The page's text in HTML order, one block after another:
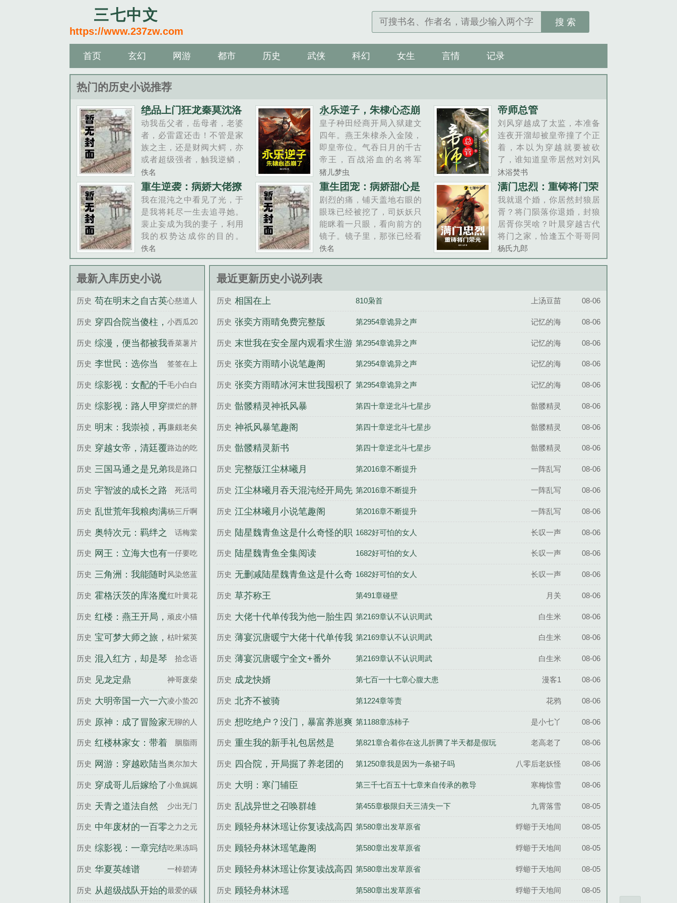
三七中文
https://www.237zw.com
搜 索
首页 玄幻 网游 都市 历史 武侠 科幻 女生 言情 记录
热门的历史小说推荐
绝品上门狂龙秦莫沈洛
音
动我岳父者，岳母者，老婆
者，必雷霆还击！不管是家
族之主，还是财阀大鳄，亦
或者超级强者，触我逆鳞，
必死！上门女婿并不一定是
废物！也可以是超级战神！
绝品上门狂龙秦莫沈洛音是
佚名精心创作的现代言
情。......
佚名
永乐逆子，朱棣心态崩
了
皇子种田经商开局入狱建文
四年。燕王朱棣杀入金陵，
即皇帝位。气吞日月的千古
帝王，百战浴血的名将军
神，高冠博带的大儒名士永
乐盛世即将到来。朱高希来
到大明，受方孝孺牵连，开
局就被打入诏......
猪儿梦虫
帝师总管
刘风穿越成了太监，本准备
连夜开溜却被皇帝撞了个正
着，本以为穿越就要被砍
了，谁知道皇帝居然对刘风
有兴趣，刘风也惊奇的发现
这个皇帝居然是个女人......
沐浴焚书
重生逆袭：病娇大佬撩
上瘾
我在混沌之中看见了光，于
是我将耗尽一生去追寻她。
裴止妄成为我的妻子，利用
我的权势达成你的目的。
你，确定吗。男人在说这句
话时，明绯可以清晰的看到
他那双漆黑深邃的瞳孔中透
出的阴郁与浓重的侵略性，
他在毫无遮掩的展现他的......
佚名
重生团宠：病娇甜心是
白切黑
剧烈的痛，铺天盖地右眼的
眼珠已经被挖了，司妖妖只
能眯着一只眼，看向前方的
镜子。镜子里，那张已经看
不出原本容貌的脸，比地狱
的恶鬼还要可怖。她的呼吸
越来越微弱，感觉到生命像
流沙，急速地流逝。而这一
切，都是拜姐姐司漫漫所
佚名
满门忠烈：重铸将门荣
光
我就退个婚，你居然封狼居
胥？将门陨落你退婚，封狼
居胥你哭啥？叶晨穿越古代
将门之家，恰逢五个哥哥同
时战死，老父亲白发送黑
发，悲恸苍天！未婚妻更是
示愿留下来为叶家开枝散
杨氏九郎
最新入库历史小说
历史 苟在明末之自古英
雄出少年
心慈道人
历史 穿四合院当傻柱，
帮贾家全靠嘴帮
小西瓜20
历史 综漫，便当都被我
吃了
香菜薯片爱
历史 李世民：选你当
官，你怎么邪修啊
签签在上
历史 综影视：女配的千
层套路
毛小白白
历史 综影视：路人甲穿
越之旅
摆烂的胖胖
历史 明末：我崇祯，再
造大明
廉颇老矣
历史 穿越女帝，清廷覆
灭
路边的吃瓜
历史 三国马通之是兄弟
就来砍我
我是路口
历史 宇智波的成长之路 死活司
历史 乱世荒年我粮肉满
仓，狂点咋了？
杨三斤啊
历史 奥特次元：羁绊之
力
话梅棠
历史
网王：立海大也有
不听话的新怪物
一仔要吃糖
历史 三角洲：我能随时
随地撤离
风染悠蓝
历史 霍格沃茨的库洛魔
法使
红叶黄花
历史 红楼：燕王开局，
截胡和亲探春
顽皮小猫
历史 宝可梦大师之旅，
从关都开始
枯叶紫英
历史 混入红方，却是琴
酒专属医生
拾念语
历史 见龙定鼎 神哥废柴
历史 大明帝国一六一六凌小蛰20
历史 原神：成了冒险家
也犹犹豫豫
无聊的人儿
历史 红楼林家女：带着
空间创飞所有人
胭脂雨
历史
网游：穿越欧陆当
主人
奥尔加大佐
历史 穿成哥儿后嫁给了
猎户
小鱼娓娓
历史 天青之道法自然 少出无门
历史 中年废材的一百零
八条穿越人生路
之力之元舟
历史 综影视：一章完结
之无敌的她
吃果冻吗
历史 华夏英雄谱 一棹碧涛
历史 从超级战队开始的最爱的碳碳
最近更新历史小说列表
历史 相国在上 810枭首 上汤豆苗 08-06
历史 张奕方雨晴免费完整版 第2954章诡异之声 记忆的海 08-06
历史 末世我在安全屋内观看求生游
戏张奕方雨晴结局+番外篇
第2954章诡异之声 记忆的海 08-06
历史 张奕方雨晴小说笔趣阁 第2954章诡异之声 记忆的海 08-06
历史 张奕方雨晴冰河末世我囤积了
百亿物资
第2954章诡异之声 记忆的海 08-06
历史 骷髅精灵神祇风暴 第四十章逆北斗七星步 骷髅精灵 08-06
历史 神祇风暴笔趣阁 第四十章逆北斗七星步 骷髅精灵 08-06
历史 骷髅精灵新书 第四十章逆北斗七星步 骷髅精灵 08-06
历史 完整版江尘林曦月 第2016章不断提升 一阵乱写 08-06
历史 江尘林曦月吞天混沌经开局先
吞圣女修为结局免费
第2016章不断提升 一阵乱写 08-06
历史 江尘林曦月小说笔趣阁 第2016章不断提升 一阵乱写 08-06
历史 陆星魏青鱼这是什么奇怪的职
业啊舔狗职业全文完整版
1682好可怕的女人 长叹一声 08-06
历史 陆星魏青鱼全集阅读 1682好可怕的女人 长叹一声 08-06
历史 无删减陆星魏青鱼这是什么奇
怪的职业啊舔狗职业笔趣阁
1682好可怕的女人 长叹一声 08-06
历史 草芥称王 第491章碰壁 月关 08-06
历史 大佬十代单传我为他一胎生四
宝薄宴沉唐暖宁无删减完整版
第2169章认不认识周武 白生米 08-06
历史 薄宴沉唐暖宁大佬十代单传我
为他一胎生四宝笔趣阁
第2169章认不认识周武 白生米 08-06
历史 薄宴沉唐暖宁全文+番外 第2169章认不认识周武 白生米 08-06
历史 成龙快婿 第七百一十七章心腹大患 漫客1 08-06
历史 北齐不被骑 第1224章等责 花鸦 08-06
历史 想吃绝户？没门，暴富养崽爽
翻天
第1188章冻柿子 是小七丫 08-06
历史 重生我的新手礼包居然是 第821章合着你在这儿折腾了半天都是假玩
的啊
老高老了 08-06
历史
四合院，开局掘了养老团的
根！
第1250章我是因为一条裙子吗 八零后老妖怪 08-06
历史 大明：寒门辅臣 第三千七百五十七章来自传承的教导 寒梅惊雪 08-06
历史 乱战异世之召唤群雄 第455章极限归天三清失一下 九霄落雪 08-05
历史 顾轻舟林沐瑶让你复读战高四
你被空军捡漏了完整版
第580章出发草原省 蜉蝣于天地间 08-05
历史 顾轻舟林沐瑶笔趣阁 第580章出发草原省 蜉蝣于天地间 08-05
历史 顾轻舟林沐瑶让你复读战高四
你被空军捡漏了全文
第580章出发草原省 蜉蝣于天地间 08-05
历史 顾轻舟林沐瑶 第580章出发草原省 蜉蝣于天地间 08-05